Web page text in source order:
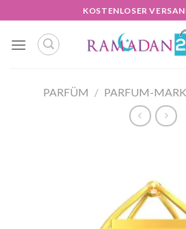
Inhalt
springen
KOSTENLOSER
PARFÜM / PARFUM-